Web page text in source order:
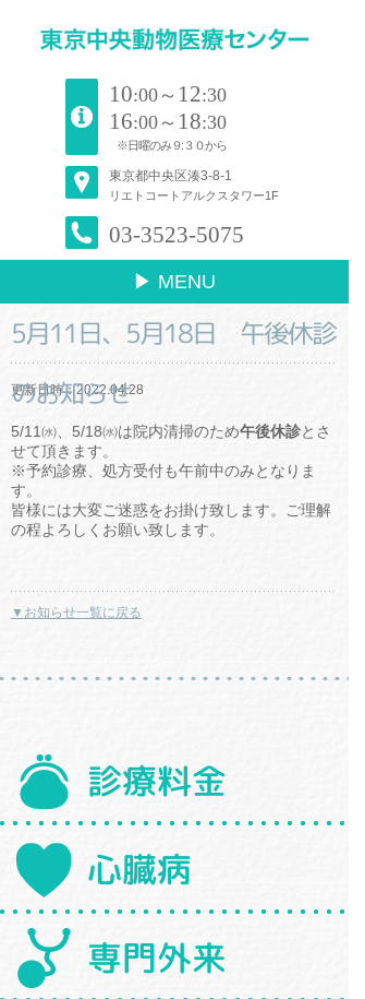
10:00～ 12:30
16:00～ 18:30
※日曜のみ９:３０から
東京都中央区湊3-8-1
リエトコートアルクスタワー1F
03-3523-5075
▶ MENU
5月11日、5月18日 午後休診
のお知らせ
更新日時：2022.04.28
5/11㈬、5/18㈬は院内清掃のため午後休診とさ
せて頂きます。
※予約診療、処方受付も午前中のみとなりま
す。
皆様には大変ご迷惑をお掛け致します。ご理解
の程よろしくお願い致します。
▼お知らせ一覧に戻る
診療料金
心臓病
専門外来